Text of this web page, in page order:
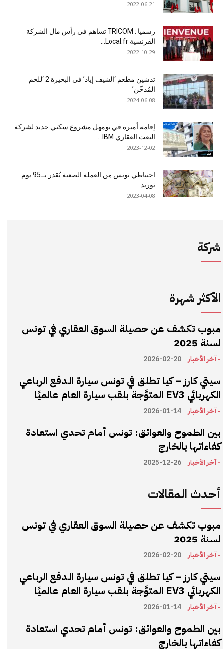
2022-06-21
رسميا : TRICOM تساهم في رأس مال الشركة
الفرنسية Local.fr...
2022-10-29
تدشين مطعم ‘الشيف إياد’ في البحيرة 2 ‘للحم
المُدخّن’
2024-06-08
إقامة أميرة في بومهل مشروع سكني جديد لشركة
البعث العقاري IBM...
2023-12-02
احتياطي تونس من العملة الصعبة يُقدر بــ95 يوم
توريد
2023-04-08
شركة
الأكثر شهرة
مبوب تكشف عن حصيلة السوق العقاري في تونس
لسنة 2025
- آخر الأخبار 2026-02-20
سيتي كارز – كيا تطلق في تونس سيارة الـدفع الرباعي
الكهربائي EV3 المتوَّجة بلقب سيارة العام عالميًا
- آخر الأخبار 2026-01-14
بين الطموح والعوائق: تونس أمام تحدي استعادة
كفاءاتها بالخارج
- آخر الأخبار 2025-12-26
أحدث المقالات
مبوب تكشف عن حصيلة السوق العقاري في تونس
لسنة 2025
- آخر الأخبار 2026-02-20
سيتي كارز – كيا تطلق في تونس سيارة الـدفع الرباعي
الكهربائي EV3 المتوَّجة بلقب سيارة العام عالميًا
- آخر الأخبار 2026-01-14
بين الطموح والعوائق: تونس أمام تحدي استعادة
كفاءاتها بالخارج